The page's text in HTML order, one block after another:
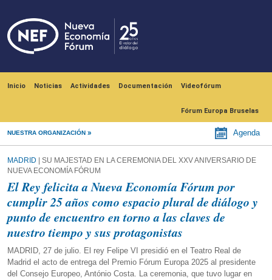
Inicio Noticias Actividades Documentación Videofórum
Fórum Europa Bruselas
NUESTRA ORGANIZACIÓN Agenda
MADRID | SU MAJESTAD EN LA CEREMONIA DEL XXV ANIVERSARIO DE
NUEVA ECONOMÍA FÓRUM
El Rey felicita a Nueva Economía Fórum por
cumplir 25 años como espacio plural de diálogo y
punto de encuentro en torno a las claves de
nuestro tiempo y sus protagonistas
MADRID, 27 de julio. El rey Felipe VI presidió en el Teatro Real de
Madrid el acto de entrega del Premio Fórum Europa 2025 al presidente
del Consejo Europeo, António Costa. La ceremonia, que tuvo lugar en